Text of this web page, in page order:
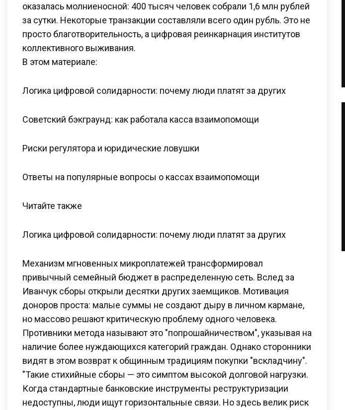
оказалась молниеносной: 400 тысяч человек собрали 1,6 млн рублей
за сутки. Некоторые транзакции составляли всего один рубль. Это не
просто благотворительность, а цифровая реинкарнация институтов
коллективного выживания.
В этом материале:
Логика цифровой солидарности: почему люди платят за других
Советский бэкграунд: как работала касса взаимопомощи
Риски регулятора и юридические ловушки
Ответы на популярные вопросы о кассах взаимопомощи
Читайте также
Логика цифровой солидарности: почему люди платят за других
Механизм мгновенных микроплатежей трансформировал
привычный семейный бюджет в распределенную сеть. Вслед за
Иванчук сборы открыли десятки других заемщиков. Мотивация
доноров проста: малые суммы не создают дыру в личном кармане,
но массово решают критическую проблему одного человека.
Противники метода называют это "попрошайничеством", указывая на
наличие более нуждающихся категорий граждан. Однако сторонники
видят в этом возврат к общинным традициям покупки "вскладчину".
"Такие стихийные сборы — это симптом высокой долговой нагрузки.
Когда стандартные банковские инструменты реструктуризации
недоступны, люди ищут горизонтальные связи. Но здесь велик риск